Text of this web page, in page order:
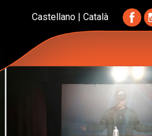
Castellano |Català